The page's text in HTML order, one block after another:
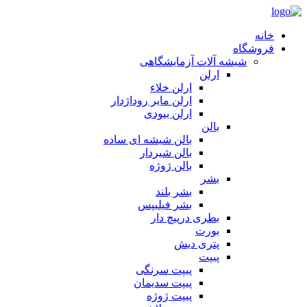
خانه
فروشگاه
شیشه آلات آزمایشگاهی
ارلن
ارلن خلاء
ارلن مایر روداژدار
ارلن بیودی
بالن
بالن شیشه ای ساده
بالن شیردار
بالن ژوژه
بشر
بشر بلند
بشر فیلیپس
بطری درپیچ دار
بورت
پتری دیش
پیپت
پیپت سرنگی
پیپت سدیمان
پیپت ژوژه